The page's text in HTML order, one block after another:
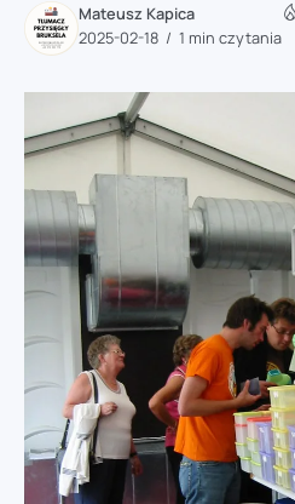
Mateusz Kapica
2025-02-18
1 min czytania